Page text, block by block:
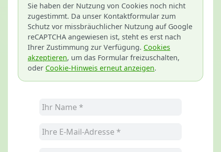
Sie haben der Nutzung von Cookies noch nicht
zugestimmt. Da unser Kontaktformular zum
Schutz vor missbräuchlicher Nutzung auf Google
reCAPTCHA angewiesen ist, steht es erst nach
Ihrer Zustimmung zur Verfügung. Cookies
akzeptieren, um das Formular freizuschalten,
oder Cookie-Hinweis erneut anzeigen.